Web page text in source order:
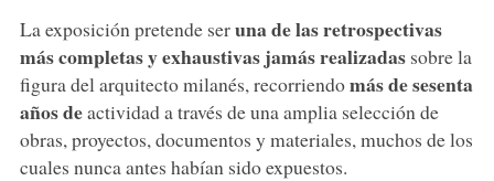
La exposición pretende seruna de las retrospectivas
más completas y exhaustivas jamás realizadassobre la
figura del arquitecto milanés, recorriendomás de sesenta
años deactividad a través de una amplia selección de
obras, proyectos, documentos y materiales, muchos de los
cuales nunca antes habían sido expuestos.